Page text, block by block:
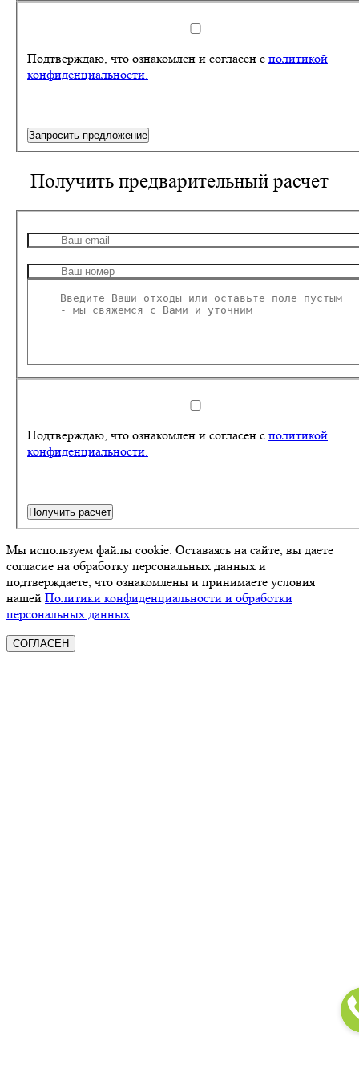
Подтверждаю, что ознакомлен и согласен с политикой
конфиденциальности.
Запросить предложение
Получить предварительный расчет
Подтверждаю, что ознакомлен и согласен с политикой
конфиденциальности.
Получить расчет
Мы используем файлы cookie. Оставаясь на сайте, вы даете
согласие на обработку персональных данных и
подтверждаете, что ознакомлены и принимаете условия
нашей Политики конфиденциальности и обработки
персональных данных.
СОГЛАСЕН